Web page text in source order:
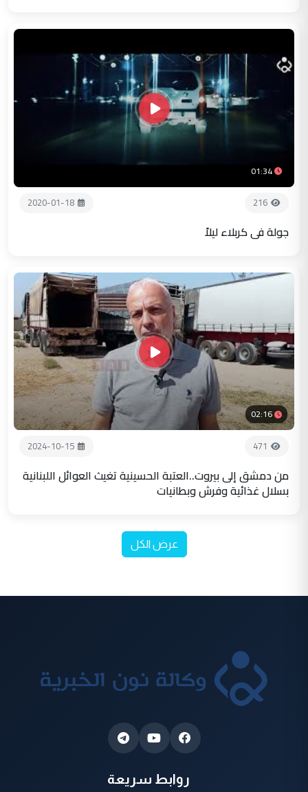
01:34
216
2020-01-18
جولة في كربلاء ليلاً
02:16
471
2024-10-15
من دمشق إلى بيروت..العتبة الحسينية تغيث العوائل اللبنانية
بسلال غذائية وفرش وبطانيات
عرض الكل
روابط سريعة